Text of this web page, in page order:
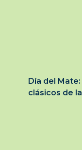
Día del
clásicos de